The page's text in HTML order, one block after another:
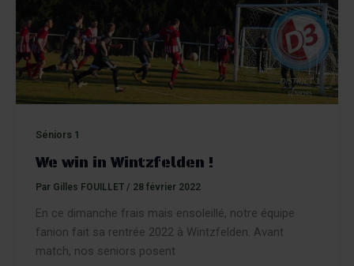
Séniors 1
We win in Wintzfelden !
Par Gilles FOUILLET / 28 février 2022
En ce dimanche frais mais ensoleillé, notre équipe
fanion fait sa rentrée 2022 à Wintzfelden. Avant
match, nos seniors posent